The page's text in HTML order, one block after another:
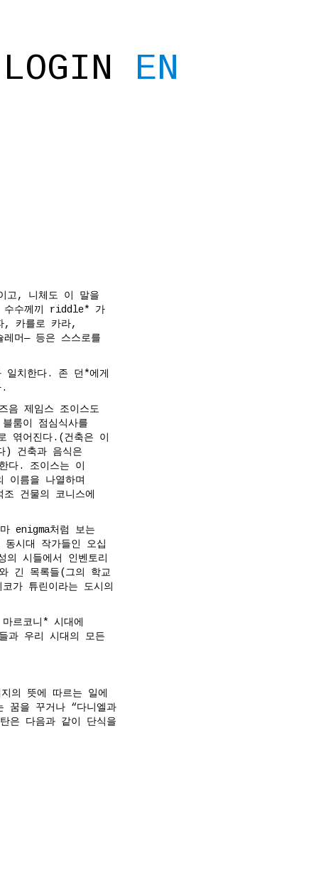
LOGIN
EN
고, 니체도 이 말을
, 수수께끼 riddle* 가
, 카를로 카라,
머— 등은 스스로를
일치한다. 존 던*에게
.
음 제임스 조이스도
룸이 점심식사를
엮어진다.(건축은 이
) 건축과 음식은
다. 조이스는 이
이름을 나열하며
건물의 코니스에
enigma처럼 보는
시대 작가들인 오십
시들에서 인벤토리
긴 목록들(그의 학교
가 튜린이라는 도시의
르코니* 시대에
과 우리 시대의 모든
의 뜻에 따르는 일에
꿈을 꾸거나 “다니엘과
은 다음과 같이 단식을